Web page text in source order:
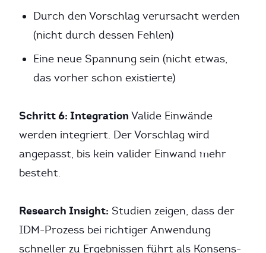
Durch den Vorschlag verursacht werden
(nicht durch dessen Fehlen)
Eine neue Spannung sein (nicht etwas,
das vorher schon existierte)
Schritt 6: Integration Valide Einwände
werden integriert. Der Vorschlag wird
angepasst, bis kein valider Einwand mehr
besteht.
Research Insight: Studien zeigen, dass der
IDM-Prozess bei richtiger Anwendung
schneller zu Ergebnissen führt als Konsens-